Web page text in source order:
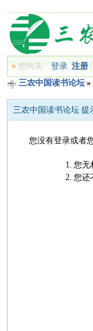
»您尚未 登录 注册|
三农中国读书论坛»
三农中国读书论坛 提
您没有登录或者
您无
您还